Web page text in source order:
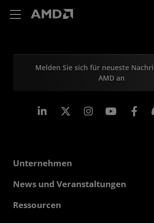
Melden Sie sich für neueste
AMD an
LinkedIn Instagram
Unternehmen
Über AMD
Verantwortung
News und Veranstaltungen
Pressebereich
Ressourcen